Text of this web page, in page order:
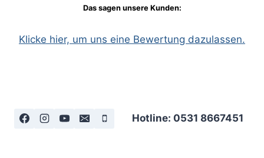
Das sagen unsere Kunden:
Klicke hier, um uns eine Bewertung dazulassen.
Hotline: 0531 8667451